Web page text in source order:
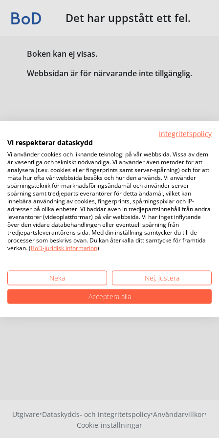
Det har uppstått ett fel.
Boken kan ej visas.
Webbsidan är för närvarande inte tillgänglig.
Utgivare·Dataskydds- och integritetspolicy·Användarvillkor·
Cookie-inställningar
Integritetspolicy
Vi respekterar dataskydd
Vi använder cookies och liknande teknologi på vår webbsida. Vissa av dem
är väsentliga och tekniskt nödvändiga. Vi använder även metoder för att
analysera (t.ex. cookies eller fingerprints samt server-spårning) och för att
mäta hur ofta vår webbsida besöks och hur den används. Vi använder
spårningsteknik för marknadsföringsändamål och använder server-
spårning samt tredjepartsleverantörer för detta ändamål, vilket kan
innebära användning av cookies, fingerprints, spårningspixlar och IP-
adresser på olika enheter. Vi bäddar även in tredjepartsinnehåll från andra
leverantörer (videoplattformar) på vår webbsida. Vi har inget inflytande
över den vidare databehandlingen eller eventuell spårning från
tredjepartsleverantörens sida. Med din inställning samtycker du till de
processer som beskrivs ovan. Du kan återkalla ditt samtycke för framtida
verkan. (BoD-juridisk information)
Neka
Nej, justera
Acceptera alla